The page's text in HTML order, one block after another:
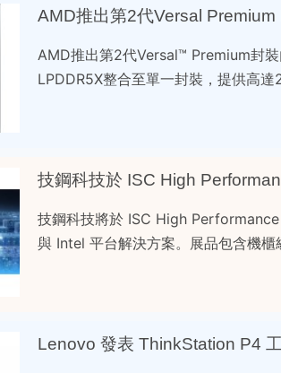
AMD推出第2代Versal
AMD推出第2代Versal™ Premium封
LPDDR5X整合至單一封裝，提供高
技鋼科技於 ISC High
技鋼科技將於 ISC High
與 Intel 平台解決方案。展品包含機櫃
Lenovo 發表 ThinkStation P4